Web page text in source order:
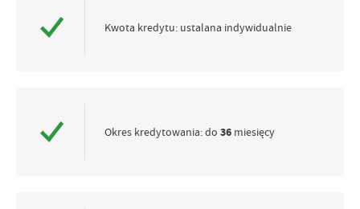
Kwota kredytu: ustalana indywidualnie
Okres kredytowania: do 36 miesięcy